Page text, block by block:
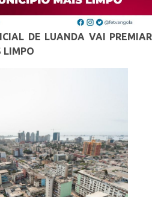
DE LUANDA VAI PREMIAR
LIMPO